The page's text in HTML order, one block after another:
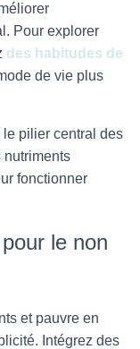
Pour explorer
des habitudes de
de vie plus
pilier central des
nutriments
fonctionner
le non
et pauvre en
Intégrez des